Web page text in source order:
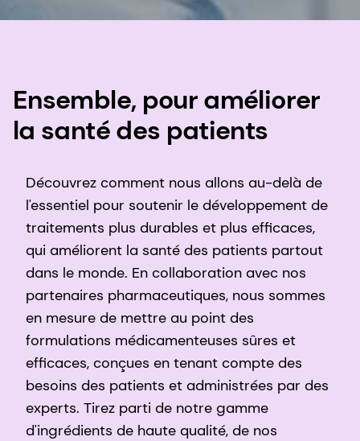
Ensemble, pour améliorer
la santé des patients
Découvrez comment nous allons au-delà de
l'essentiel pour soutenir le développement de
traitements plus durables et plus efficaces,
qui améliorent la santé des patients partout
dans le monde. En collaboration avec nos
partenaires pharmaceutiques, nous sommes
en mesure de mettre au point des
formulations médicamenteuses sûres et
efficaces, conçues en tenant compte des
besoins des patients et administrées par des
experts. Tirez parti de notre gamme
d'ingrédients de haute qualité, de nos